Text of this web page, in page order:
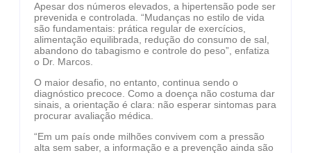
Apesar dos números elevados, a hipertensão pode ser
prevenida e controlada. “Mudanças no estilo de vida
são fundamentais: prática regular de exercícios,
alimentação equilibrada, redução do consumo de sal,
abandono do tabagismo e controle do peso”, enfatiza
o Dr. Marcos.
O maior desafio, no entanto, continua sendo o
diagnóstico precoce. Como a doença não costuma dar
sinais, a orientação é clara: não esperar sintomas para
procurar avaliação médica.
“Em um país onde milhões convivem com a pressão
alta sem saber, a informação e a prevenção ainda são